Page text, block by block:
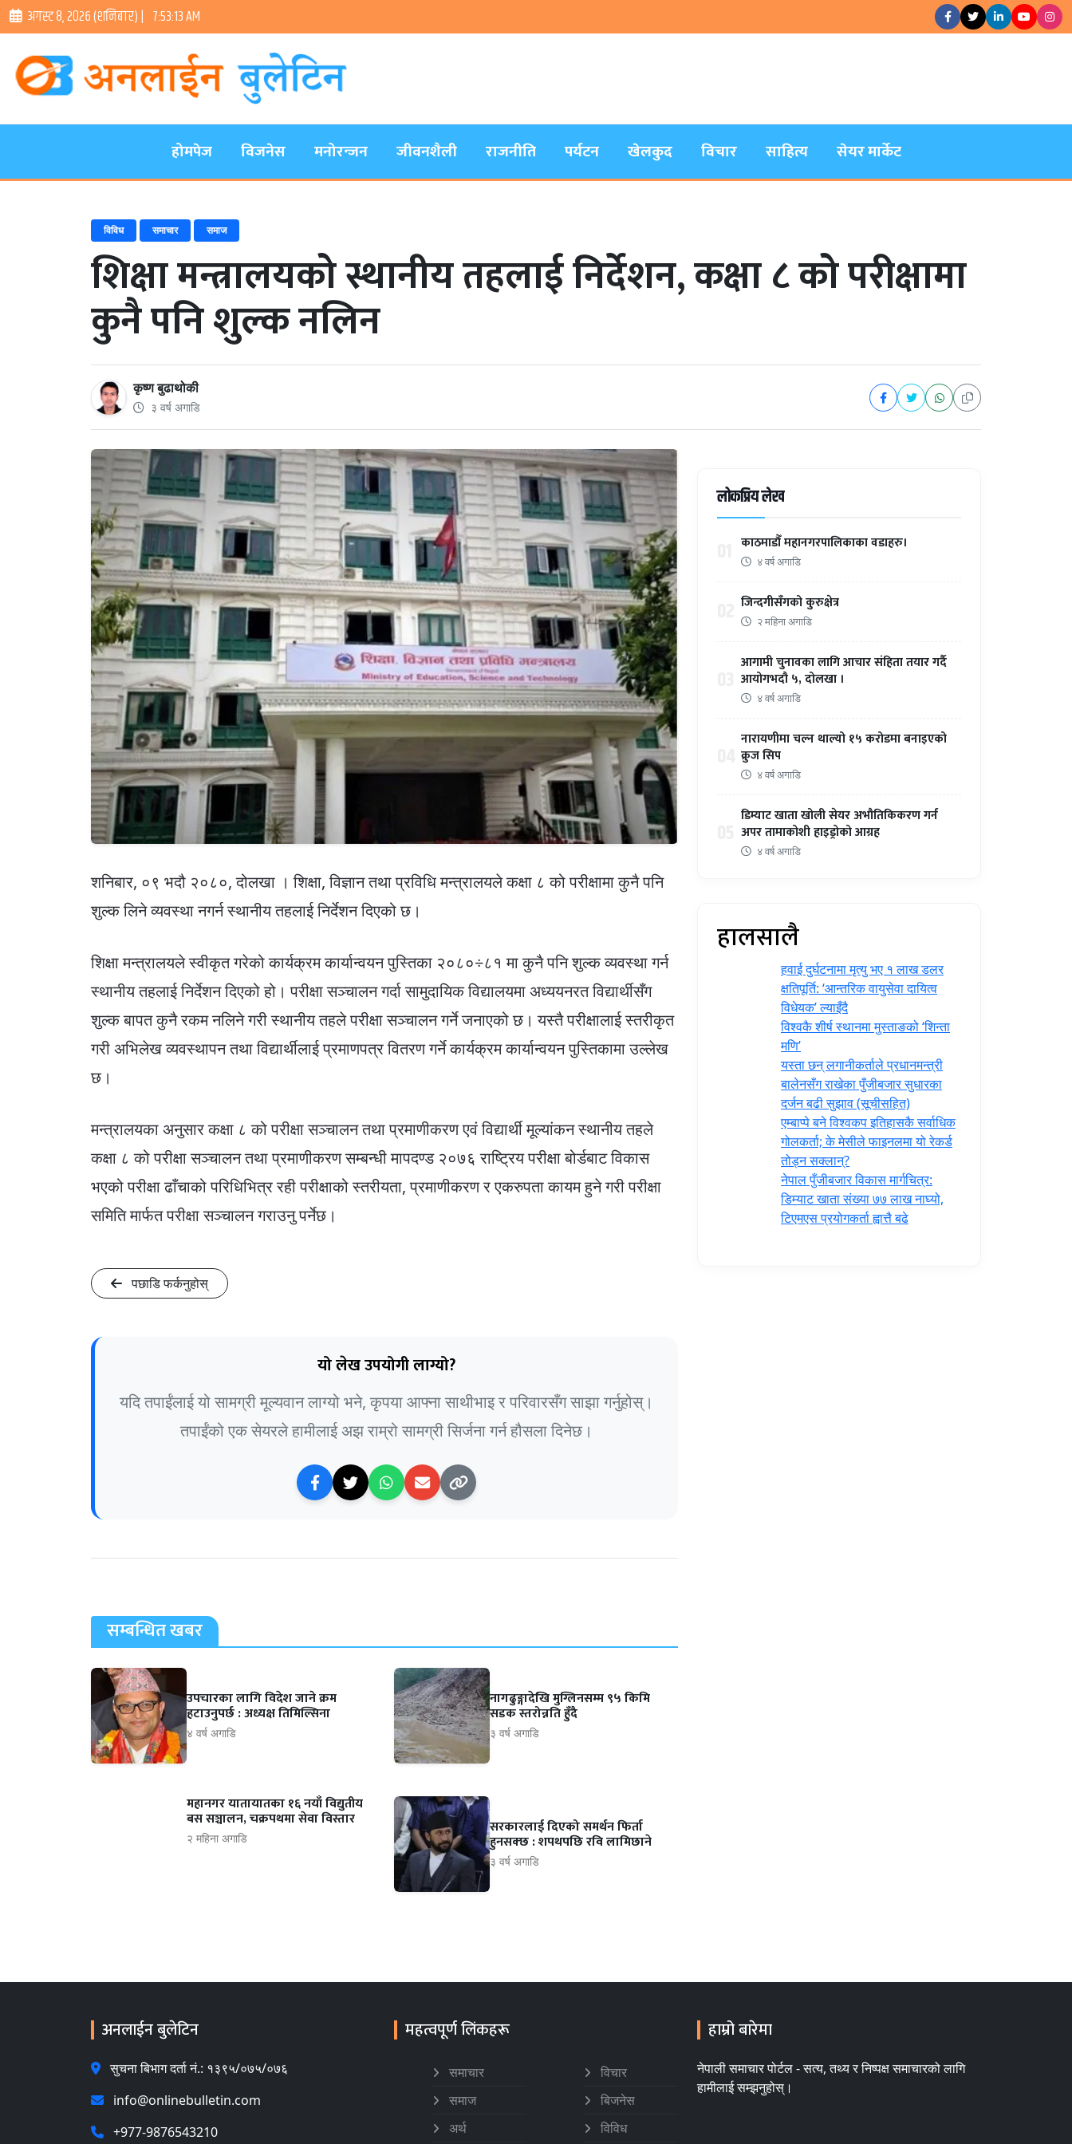
अगस्ट ८, २०२६ (शनिबार) | 7:53:14 AM
होमपेज विजनेस मनोरन्जन जीवनशैली राजनीति पर्यटन खेलकुद विचार साहित्य सेयर मार्केट
विविध समाचार समाज
शिक्षा मन्त्रालयको स्थानीय तहलाई निर्देशन, कक्षा ८ को परीक्षामा
कुनै पनि शुल्क नलिन
कृष्ण बुढाथोकी
३ वर्ष अगाडि
शनिबार, ०९ भदौ २०८०, दोलखा । शिक्षा, विज्ञान तथा प्रविधि मन्त्रालयले कक्षा ८ को परीक्षामा कुनै पनि
शुल्क लिने व्यवस्था नगर्न स्थानीय तहलाई निर्देशन दिएको छ।
शिक्षा मन्त्रालयले स्वीकृत गरेको कार्यक्रम कार्यान्वयन पुस्तिका २०८०÷८१ मा कुनै पनि शुल्क व्यवस्था गर्न
स्थानीय तहलाई निर्देशन दिएको हो। परीक्षा सञ्चालन गर्दा सामुदायिक विद्यालयमा अध्ययनरत विद्यार्थीसँग
शुल्क बापत कुनै रकम नलिने गरी स्थानीय तहले परीक्षा सञ्चालन गर्ने जनाएको छ। यस्तै परीक्षालाई स्तरीकृत
गरी अभिलेख व्यवस्थापन तथा विद्यार्थीलाई प्रमाणपत्र वितरण गर्ने कार्यक्रम कार्यान्वयन पुस्तिकामा उल्लेख
छ।
मन्त्रालयका अनुसार कक्षा ८ को परीक्षा सञ्चालन तथा प्रमाणीकरण एवं विद्यार्थी मूल्यांकन स्थानीय तहले
कक्षा ८ को परीक्षा सञ्चालन तथा प्रमाणीकरण सम्बन्धी मापदण्ड २०७६ राष्ट्रिय परीक्षा बोर्डबाट विकास
भएको परीक्षा ढाँचाको परिधिभित्र रही परीक्षाको स्तरीयता, प्रमाणीकरण र एकरुपता कायम हुने गरी परीक्षा
समिति मार्फत परीक्षा सञ्चालन गराउनु पर्नेछ।
पछाडि फर्कनुहोस्
यो लेख उपयोगी लाग्यो?
यदि तपाईंलाई यो सामग्री मूल्यवान लाग्यो भने, कृपया आफ्ना साथीभाइ र परिवारसँग साझा गर्नुहोस्।
तपाईंको एक सेयरले हामीलाई अझ राम्रो सामग्री सिर्जना गर्न हौसला दिनेछ।
सम्बन्धित खबर
उपचारका लागि विदेश जाने क्रम
हटाउनुपर्छ : अध्यक्ष तिमिल्सिना
४ वर्ष अगाडि
नागढुङ्गादेखि मुग्लिनसम्म ९५ किमि
सडक स्तरोन्नति हुँदै
३ वर्ष अगाडि
महानगर यातायातका १६ नयाँ विद्युतीय
बस सञ्चालन, चक्रपथमा सेवा विस्तार
२ महिना अगाडि
सरकारलाई दिएको समर्थन फिर्ता
हुनसक्छ : शपथपछि रवि लामिछाने
३ वर्ष अगाडि
लोकप्रिय लेख
काठमाडौँ महानगरपालिकाका वडाहरु।
४ वर्ष अगाडि
जिन्दगीसँगको कुरुक्षेत्र
२ महिना अगाडि
आगामी चुनावका लागि आचार संहिता तयार गर्दै
आयोगभदौ ५, दोलखा ।
४ वर्ष अगाडि
नारायणीमा चल्न थाल्यो १५ करोडमा बनाइएको
क्रुज सिप
४ वर्ष अगाडि
डिम्याट खाता खोली सेयर अभौतिकिकरण गर्न
अपर तामाकोशी हाइड्रोको आग्रह
४ वर्ष अगाडि
हालसालै
हवाई दुर्घटनामा मृत्यु भए १ लाख डलर
क्षतिपूर्ति: ‘आन्तरिक वायुसेवा दायित्व
विधेयक’ ल्याइँदै
विश्वकै शीर्ष स्थानमा मुस्ताङको ‘शिन्ता
मणि’
यस्ता छन् लगानीकर्ताले प्रधानमन्त्री
‍बालेनसँग राखेका पुँजीबजार सुधारका
दर्जन बढी सुझाव (सूचीसहित)
एम्बाप्पे बने विश्वकप इतिहासकै सर्वाधिक
गोलकर्ता; के मेसीले फाइनलमा यो रेकर्ड
तोड्न सक्लान्?
नेपाल पुँजीबजार विकास मार्गचित्र:
डिम्याट खाता संख्या ७७ लाख नाघ्यो,
टिएमएस प्रयोगकर्ता ह्वात्तै बढे
अनलाईन बुलेटिन
सुचना बिभाग दर्ता नं.: १३९५/०७५/०७६
info@onlinebulletin.com
+977-9876543210
महत्वपूर्ण लिंकहरू
समाचार
समाज
अर्थ
विचार
बिजनेस
विविध
हाम्रो बारेमा
नेपाली समाचार पोर्टल - सत्य, तथ्य र निष्पक्ष समाचारको लागि
हामीलाई सम्झनुहोस्।